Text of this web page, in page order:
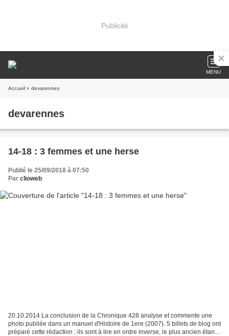
Publicité
MENU
Accueil » devarennes
devarennes
14-18 : 3 femmes et une herse
Publié le 25/09/2018 à 07:50
Par clioweb
20.10.2014 La conclusion de la Chronique 428 analyse et commente une
photo publiée dans un manuel d'Histoire de 1ere (2007). 5 billets de blog ont
préparé cette rédaction ; ils sont à lire en ordre inverse, le plus ancien étant